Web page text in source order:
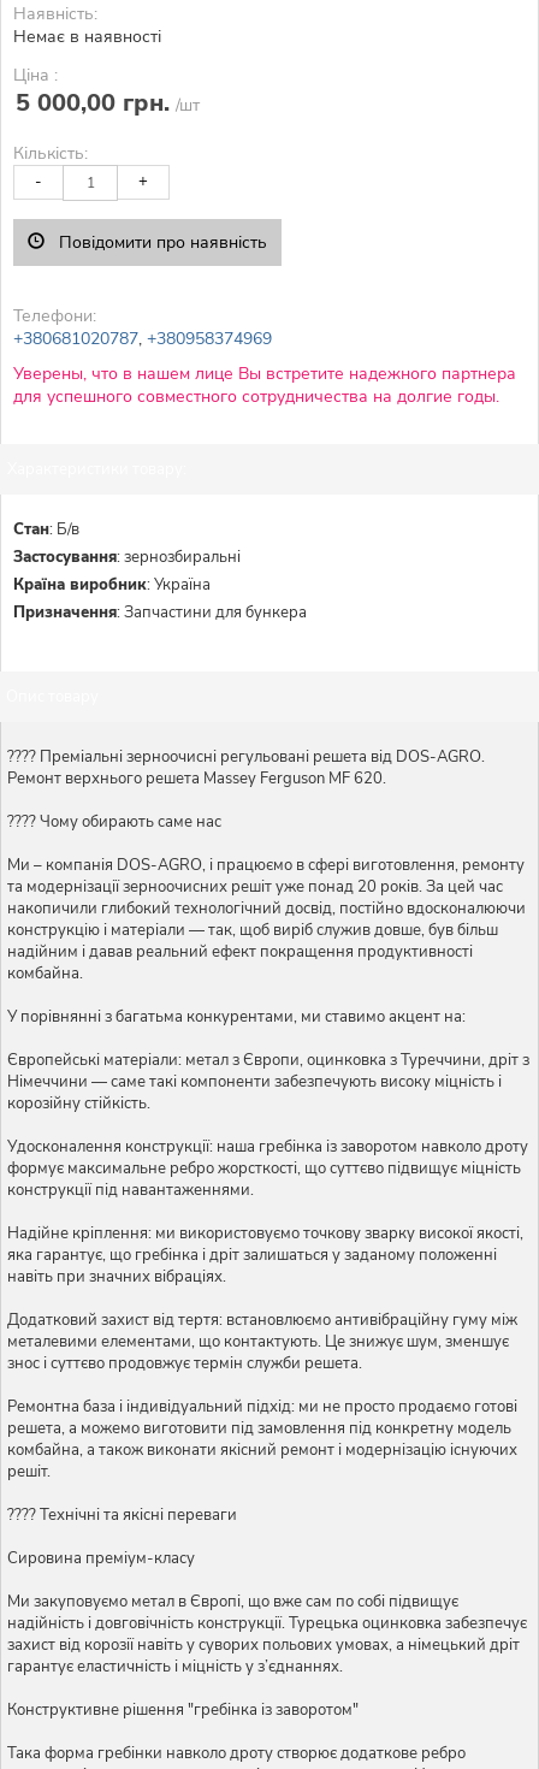
Наявність:
Немає в наявності
Ціна :
5 000,00 грн. /шт
Кількість:
- +
Повідомити про наявність
Телефони:
+380681020787, +380958374969
Уверены, что в нашем лице Вы встретите надежного партнера
для успешного совместного сотрудничества на долгие годы.
Стан: Б/в
Застосування:зернозбиральні
Країна виробник:Україна
Призначення:Запчастини для бункера
???? Преміальні зерноочисні регульовані решета від DOS-AGRO.
Ремонт верхнього решета Massey Ferguson MF 620.
???? Чому обирають саме нас
Ми – компанія DOS-AGRO, і працюємо в сфері виготовлення, ремонту
та модернізації зерноочисних решіт уже понад 20 років. За цей час
накопичили глибокий технологічний досвід, постійно вдосконалюючи
конструкцію і матеріали — так, щоб виріб служив довше, був більш
надійним і давав реальний ефект покращення продуктивності
комбайна.
У порівнянні з багатьма конкурентами, ми ставимо акцент на:
Європейські матеріали: метал з Європи, оцинковка з Туреччини, дріт з
Німеччини — саме такі компоненти забезпечують високу міцність і
корозійну стійкість.
Удосконалення конструкції: наша гребінка із заворотом навколо дроту
формує максимальне ребро жорсткості, що суттєво підвищує міцність
конструкції під навантаженнями.
Надійне кріплення: ми використовуємо точкову зварку високої якості,
яка гарантує, що гребінка і дріт залишаться у заданому положенні
навіть при значних вібраціях.
Додатковий захист від тертя: встановлюємо антивібраційну гуму між
металевими елементами, що контактують. Це знижує шум, зменшує
знос і суттєво продовжує термін служби решета.
Ремонтна база і індивідуальний підхід: ми не просто продаємо готові
решета, а можемо виготовити під замовлення під конкретну модель
комбайна, а також виконати якісний ремонт і модернізацію існуючих
решіт.
???? Технічні та якісні переваги
Сировина преміум-класу
Ми закуповуємо метал в Європі, що вже сам по собі підвищує
надійність і довговічність конструкції. Турецька оцинковка забезпечує
захист від корозії навіть у суворих польових умовах, а німецький дріт
гарантує еластичність і міцність у з’єднаннях.
Конструктивне рішення "гребінка із заворотом"
Така форма гребінки навколо дроту створює додаткове ребро